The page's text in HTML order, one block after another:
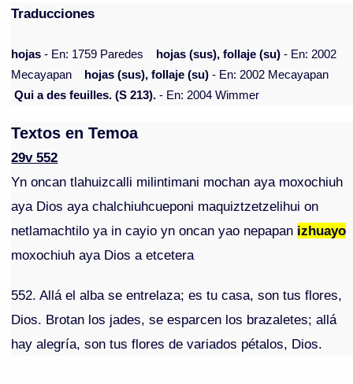
Traducciones
hojas - En: 1759 Paredes hojas (sus), follaje (su) - En: 2002
Mecayapan
hojas (sus), follaje (su) - En: 2002 Mecayapan
Qui a des feuilles. (S 213). - En: 2004 Wimmer
Textos en Temoa
29v 552
Yn oncan tlahuizcalli milintimani mochan aya moxochiuh
aya Dios aya chalchiuhcueponi maquiztzetzelihui on
netlamachtilo ya in cayio yn oncan yao nepapan izhuayo
moxochiuh aya Dios a etcetera
552. Allá el alba se entrelaza; es tu casa, son tus flores,
Dios. Brotan los jades, se esparcen los brazaletes; allá
hay alegría, son tus flores de variados pétalos, Dios.